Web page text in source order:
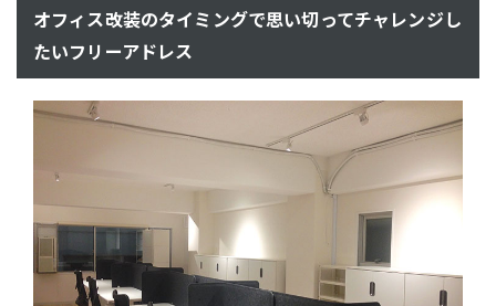
オフィス改装のタイミングで思い切ってチャレンジし
たいフリーアドレス